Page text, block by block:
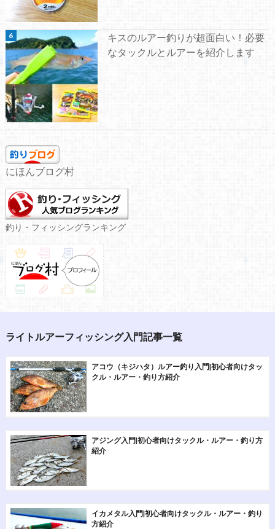
キスのルアー釣りが超面白い！必要
なタックルとルアーを紹介します
にほんブログ村
釣り・フィッシングランキング
ライトルアーフィッシング入門記事一覧
アコウ（キジハタ）ルアー釣り入門|初心者向けタッ
クル・ルアー・釣り方紹介
アジング入門|初心者向けタックル・ルアー・釣り方
紹介
イカメタル入門|初心者向けタックル・ルアー・釣り
方紹介